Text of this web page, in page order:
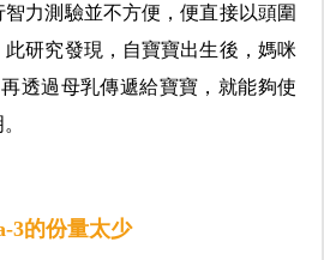
力測驗並不方便，便直接以頭圍
研究發現，自寶寶出生後，媽咪
再透過母乳傳遞給寶寶，就能夠使
3的份量太少